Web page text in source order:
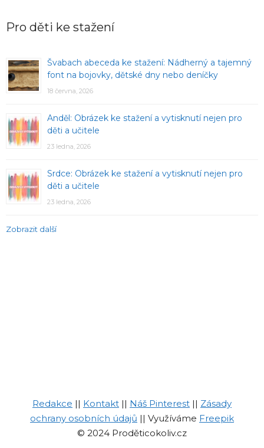
Pro děti ke stažení
Švabach abeceda ke stažení: Nádherný a tajemný
font na bojovky, dětské dny nebo deníčky
18 června, 2026
Anděl: Obrázek ke stažení a vytisknutí nejen pro
děti a učitele
23 ledna, 2026
Srdce: Obrázek ke stažení a vytisknutí nejen pro
děti a učitele
23 ledna, 2026
Zobrazit další
Redakce || Kontakt || Náš Pinterest || Zásady
ochrany osobních údajů || Využíváme Freepik
© 2024 Proděticokoliv.cz